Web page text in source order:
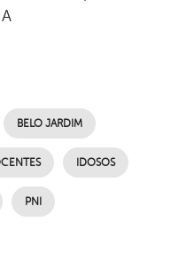
BELO JARDIM
IDOSOS
PNI